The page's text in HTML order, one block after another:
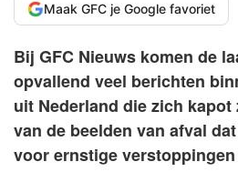
Maak GFC je Google favoriet
Bij GFC Nieuws komen de
opvallend veel berichten
uit Nederland die zich
van de beelden van afval
voor ernstige